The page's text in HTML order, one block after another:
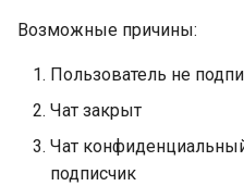
Возможные причины:
Пользователь не
Чат закрыт
Чат
подписчик